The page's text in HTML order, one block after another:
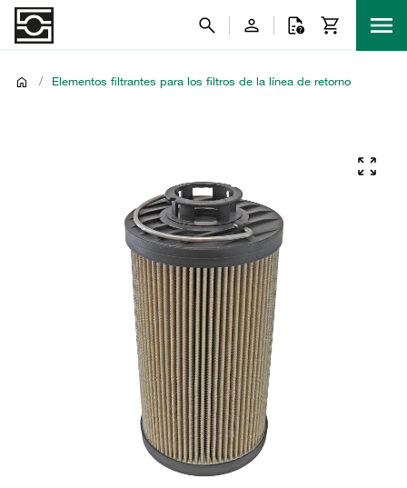
/ Elementos filtrantes para los filtros de la línea de retorno